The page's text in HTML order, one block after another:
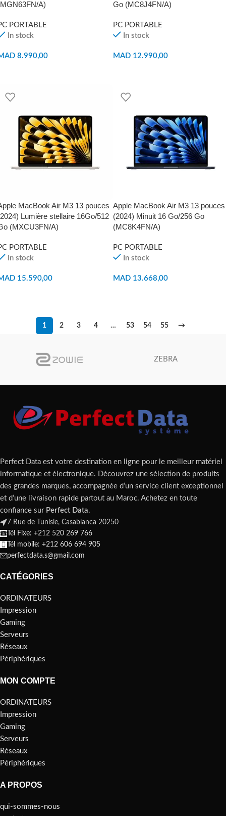
A)
PORTABLE
In stock
8.990,00
Go (MC8J4FN/A)
PC PORTABLE
In stock
MAD 12.990,00
MacBook Air M3 13 pouces
Lumière stellaire 16Go/512
(MXCU3FN/A)
PORTABLE
In stock
15.590,00
Apple MacBook Air M3 13 pouces
(2024) Minuit 16 Go/256 Go
(MC8K4FN/A)
PC PORTABLE
In stock
MAD 13.668,00
1 2 3 4 … 53 54 55 →
ZEBRA
Perfect Data est votre destination en ligne pour le meilleur matériel
informatique et électronique. Découvrez une sélection de produits
des grandes marques, accompagnée d’un service client exceptionnel
et d’une livraison rapide partout au Maroc. Achetez en toute
confiance sur Perfect Data.
7 Rue de Tunisie, Casablanca 20250
Tél Fixe: +212 520 269 766
Tél mobile: +212 606 694 905
perfectdata.s@gmail.com
CATÉGORIES
ORDINATEURS
Impression
Gaming
Serveurs
Réseaux
Périphériques
MON COMPTE
ORDINATEURS
Impression
Gaming
Serveurs
Réseaux
Périphériques
A PROPOS
qui-sommes-nous